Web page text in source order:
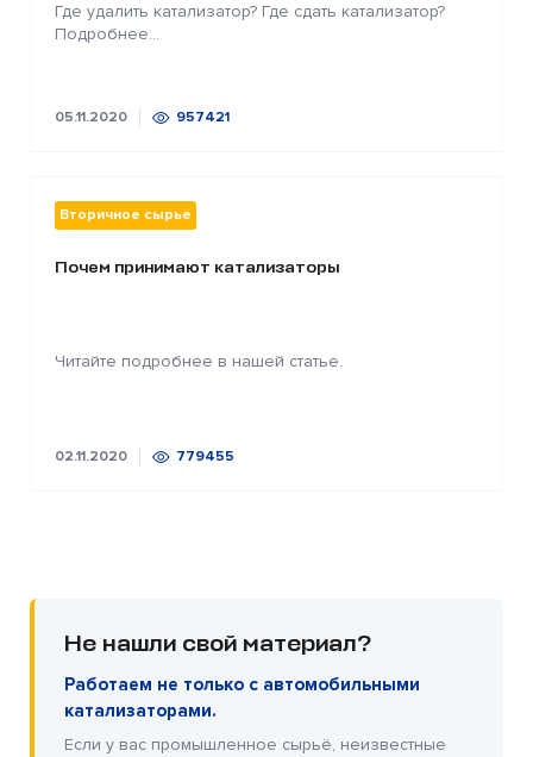
Где удалить катализатор? Где сдать катализатор?
Подробнее...
05.11.2020 957421
Вторичное сырье
Почем принимают катализаторы
Читайте подробнее в нашей статье.
02.11.2020 779455
Не нашли свой материал?
Работаем не только с автомобильными
катализаторами.
Если у вас промышленное сырьё, неизвестные